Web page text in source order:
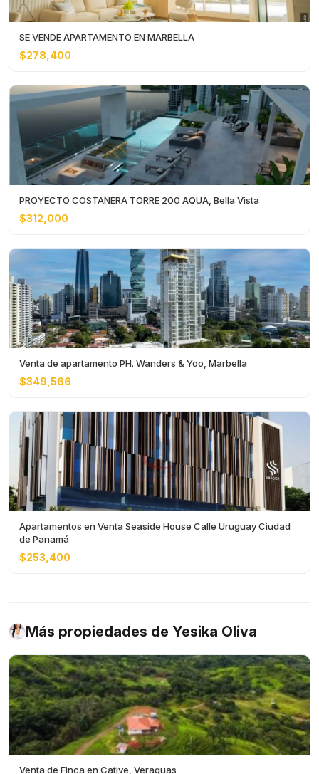
SE VENDE APARTAMENTO EN MARBELLA
$278,400
PROYECTO COSTANERA TORRE 200 AQUA, Bella Vista
$312,000
Venta de apartamento PH. Wanders & Yoo, Marbella
$349,566
Apartamentos en Venta Seaside House Calle Uruguay Ciudad
de Panamá
$253,400
Más propiedades de Yesika Oliva
Venta de Finca en Cative, Veraguas